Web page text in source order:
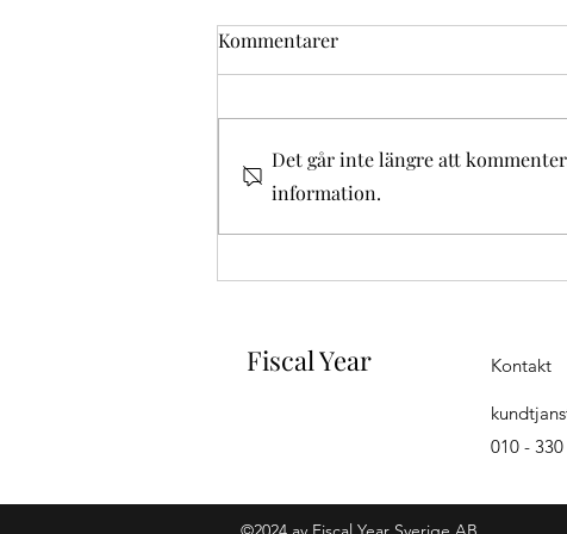
Regler för tjänsteresor
Kommentarer
Det går inte längre att
information.
Fiscal Year Kontakt
010 - 330